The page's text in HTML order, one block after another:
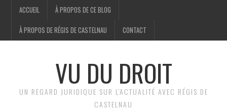
ACCUEIL À PROPOS DE CE BLOG
À PROPOS DE RÉGIS DE CASTELNAU CONTACT
VU DU DROIT
UN REGARD JURIDIQUE SUR L'ACTUALITÉ AVEC RÉGIS DE
CASTELNAU